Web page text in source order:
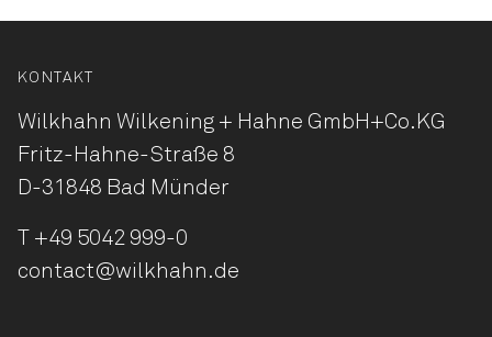
KONTAKT
Wilkhahn Wilkening + Hahne GmbH+Co.KG
Fritz-Hahne-Straße 8
D-31848 Bad Münder
+49 5042 999-0
contact@wilkhahn.de